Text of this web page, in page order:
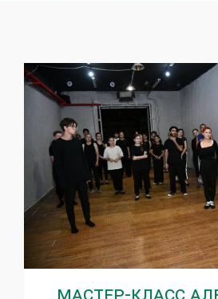
Мастер-класс